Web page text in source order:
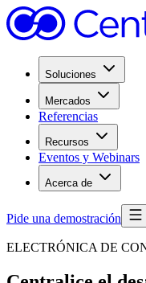
Soluciones
Mercados
Referencias
Recursos
Eventos y Webinars
Acerca de
Pide una demostración
ELECTRÓNICA DE